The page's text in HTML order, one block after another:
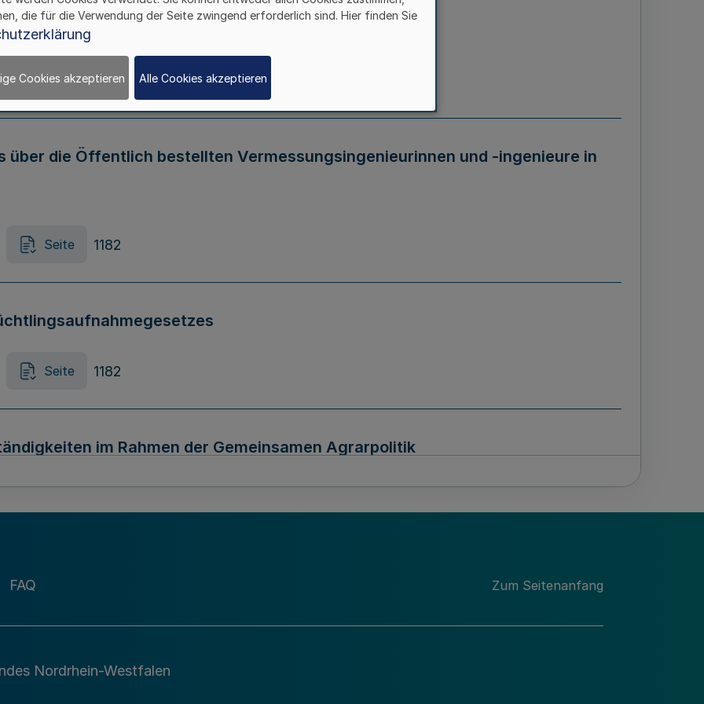
2018
Seite 1172
über die Öffentlich bestellten Vermessungsingenieurinnen und -ingenieure in
Seite 1182
Seite 1182
im Rahmen der Gemeinsamen Agrarpolitik
Seite 1186
FAQ Zum Seitenanfang
Nordrhein-Westfalen
die für die Verwendung der Seite zwingend erforderlich sind. Hier finden Sie
Cookies akzeptieren Alle Cookies akzeptieren